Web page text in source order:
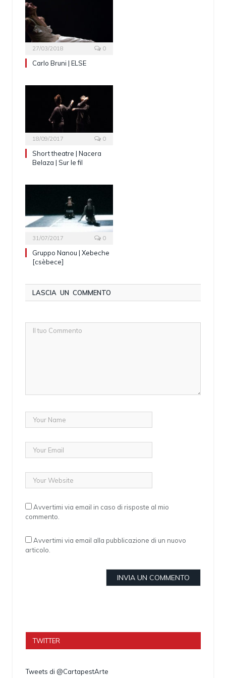
27/03/2018 0
Carlo Bruni | ELSE
18/09/2017 0
Short theatre | Nacera
Belaza | Sur le fil
31/07/2017 0
Gruppo Nanou | Xebeche
[csèbece]
LASCIA UN COMMENTO
Avvertimi via email in caso di risposte al mio
commento.
Avvertimi via email alla pubblicazione di un nuovo
articolo.
TWITTER
Tweets di @CartapestArte